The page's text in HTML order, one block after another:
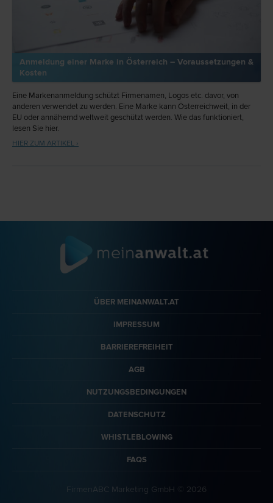
Anmeldung einer Marke in Österreich – Voraussetzungen &
Kosten
Eine Markenanmeldung schützt Firmenamen, Logos etc. davor, von
anderen verwendet zu werden. Eine Marke kann Österreichweit, in der
EU oder annähernd weltweit geschützt werden. Wie das funktioniert,
lesen Sie hier.
HIER ZUM ARTIKEL ›
ÜBER MEINANWALT.AT
IMPRESSUM
BARRIEREFREIHEIT
AGB
NUTZUNGSBEDINGUNGEN
DATENSCHUTZ
WHISTLEBLOWING
FAQS
FirmenABC Marketing GmbH © 2026